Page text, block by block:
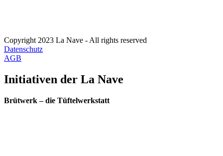
Copyright 2023 La Nave - All rights reserved
Datenschutz
AGB
Initiativen der La Nave
Brütwerk – die Tüftelwerkstatt